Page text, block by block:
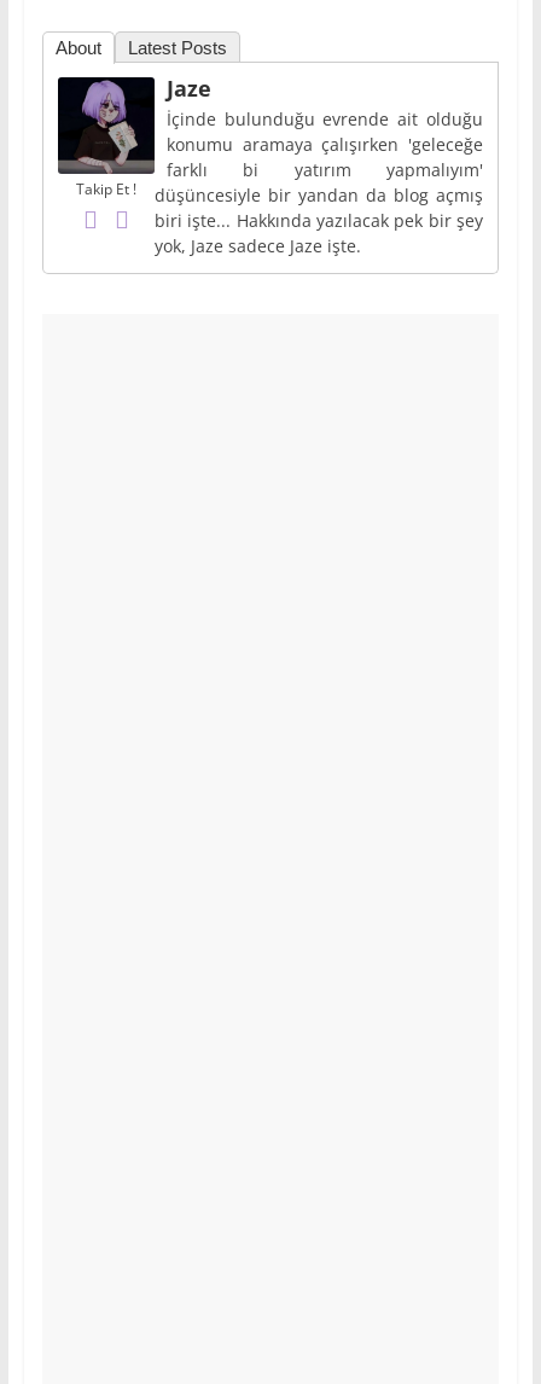
About Latest Posts
Takip Et !
Jaze
İçinde bulunduğu evrende ait olduğu
konumu aramaya çalışırken 'geleceğe
farklı bi yatırım yapmalıyım'
düşüncesiyle bir yandan da blog açmış
biri işte... Hakkında yazılacak pek bir şey
yok, Jaze sadece Jaze işte.